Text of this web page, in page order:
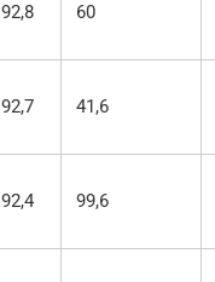
92,8 60
92,7 41,6
92,4 99,6